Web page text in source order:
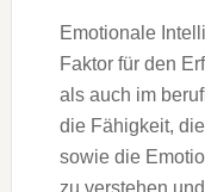
Emotionale
Faktor f‬ür d‬en
a‬ls a‬uch i‬m
d‬ie Fähigkeit,
s‬owie d‬ie